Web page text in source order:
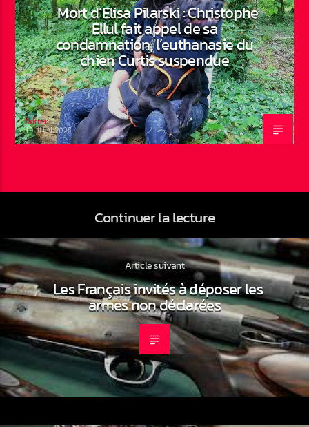
Mort d’Elisa Pilarski : Christophe
Ellul fait appel de sa
condamnation, l’euthanasie du
chien Curtis suspendue
Admin
19 JUIN 2026
Continuer la lecture
Article suivant
Les Français invités à déposer les
armes non déclarées